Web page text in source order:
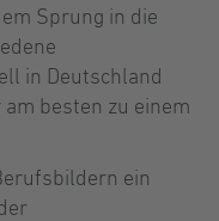
Sprung in die
in Deutschland
besten zu einem
ein